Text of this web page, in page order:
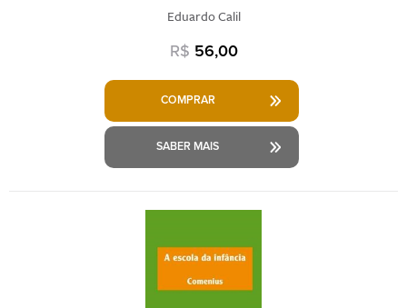
Eduardo Calil
R$ 56,00
COMPRAR
SABER MAIS